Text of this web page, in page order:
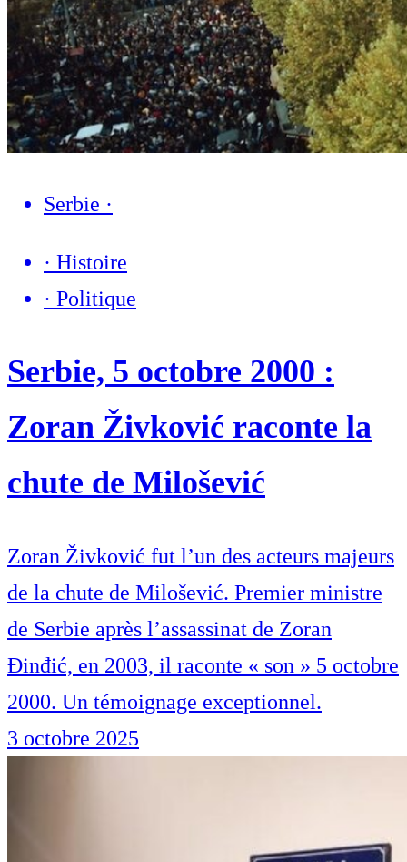
Serbie ·
· Histoire
· Politique
Serbie, 5 octobre 2000 :
Zoran Živković raconte la
chute de Milošević
Zoran Živković fut l’un des acteurs majeurs
de la chute de Milošević. Premier ministre
de Serbie après l’assassinat de Zoran
Đinđić, en 2003, il raconte « son » 5 octobre
2000. Un témoignage exceptionnel.
3 octobre 2025